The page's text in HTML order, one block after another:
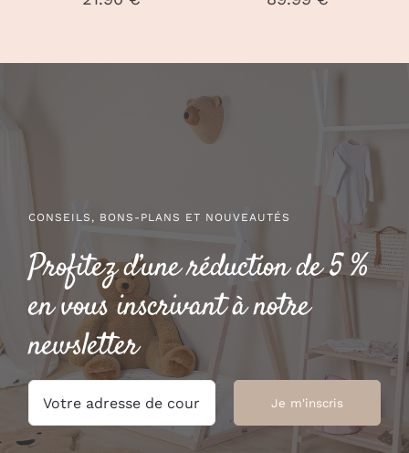
CONSEILS, BONS-PLANS ET NOUVEAUTÉS
Profitez d’une réduction de 5 %
en vous inscrivant à notre
newsletter